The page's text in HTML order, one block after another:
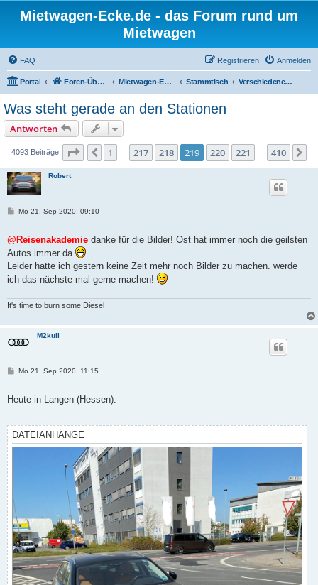
Mietwagen-Ecke.de - das Forum rund um
Mietwagen
FAQ Anmelden
Registrieren
Portal Foren-Übersicht Mietwagen-Ecke Stammtisch Verschiedenes zu Mietwagen
Was steht gerade an den Stationen
Antworten
4093 Beiträge Seite 219 von410
Vorherige
1 217 218 219 220 221 410
Robert
B
t
r
a
g
Mo 21. Sep 2020, 09:10
@Reisenakademie danke für die Bilder! Ost hat immer noch die geilsten
Autos immer da
Leider hatte ich gestern keine Zeit mehr noch Bilder zu machen. werde
ich das nächste mal gerne machen!
It's time to burn some Diesel
M2kull
B
r
Mo 21. Sep 2020, 11:15
Heute in Langen (Hessen).
DATEIANHÄNGE